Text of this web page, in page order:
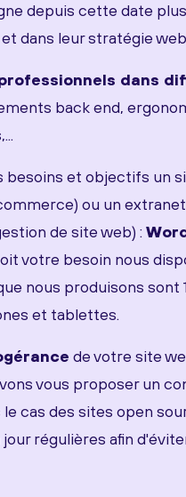
depuis cette date
dans leur stratégie
dans
back end,
besoins et objectifs un
ou un
de site web) :
votre besoin nous
nous produisons
et tablettes.
de votre site
vous proposer un
le cas des sites open
régulières afin